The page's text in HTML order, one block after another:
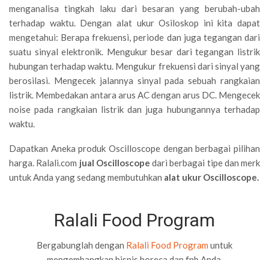
menganalisa tingkah laku dari besaran yang berubah-ubah
terhadap waktu. Dengan alat ukur Osiloskop ini kita dapat
mengetahui: Berapa frekuensi, periode dan juga tegangan dari
suatu sinyal elektronik. Mengukur besar dari tegangan listrik
hubungan terhadap waktu. Mengukur frekuensi dari sinyal yang
berosilasi. Mengecek jalannya sinyal pada sebuah rangkaian
listrik. Membedakan antara arus AC dengan arus DC. Mengecek
noise pada rangkaian listrik dan juga hubungannya terhadap
waktu.
Dapatkan Aneka produk Oscilloscope dengan berbagai pilihan
harga. Ralali.com jual Oscilloscope dari berbagai tipe dan merk
untuk Anda yang sedang membutuhkan alat ukur Oscilloscope.
Ralali Food Program
Bergabunglah dengan Ralali Food Program untuk